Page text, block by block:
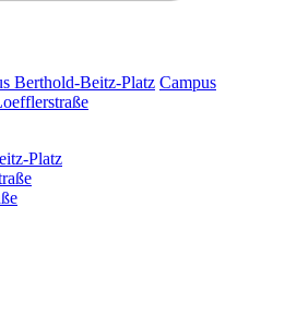
Berthold-Beitz-Platz Campus
Platz